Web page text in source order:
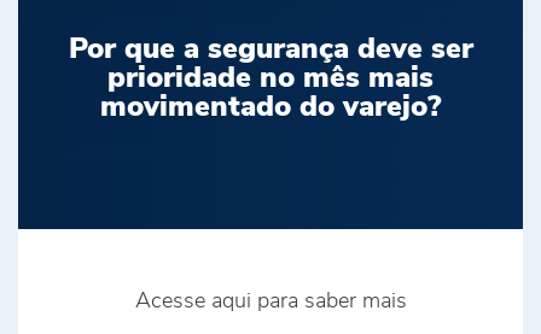
Por que a segurança deve ser
prioridade no mês mais
movimentado do varejo?
Acesse aqui para saber mais